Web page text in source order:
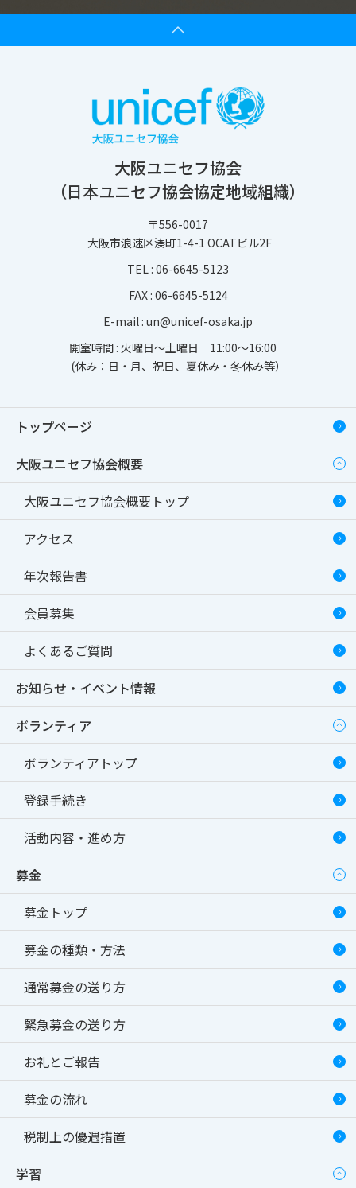
大阪ユニセフ協会
（日本ユニセフ協会協定地域組織）
〒556-0017
大阪市浪速区湊町1-4-1 OCATビル2F
TEL : 06-6645-5123
FAX : 06-6645-5124
E-mail : un@unicef-osaka.jp
開室時間 : 火曜日～土曜日 11:00～16:00
(休み：日・月、祝日、夏休み・冬休み等）
トップページ
大阪ユニセフ協会概要
大阪ユニセフ協会概要トップ
アクセス
年次報告書
会員募集
よくあるご質問
お知らせ・イベント情報
ボランティア
ボランティアトップ
登録手続き
活動内容・進め方
募金
募金トップ
募金の種類・方法
通常募金の送り方
緊急募金の送り方
お礼とご報告
募金の流れ
税制上の優遇措置
学習